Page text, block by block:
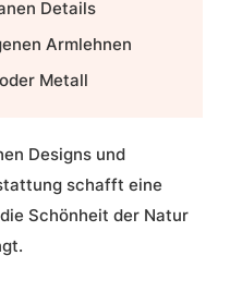
Details
Armlehnen
Metall
Designs und
schafft eine
Schönheit der Natur